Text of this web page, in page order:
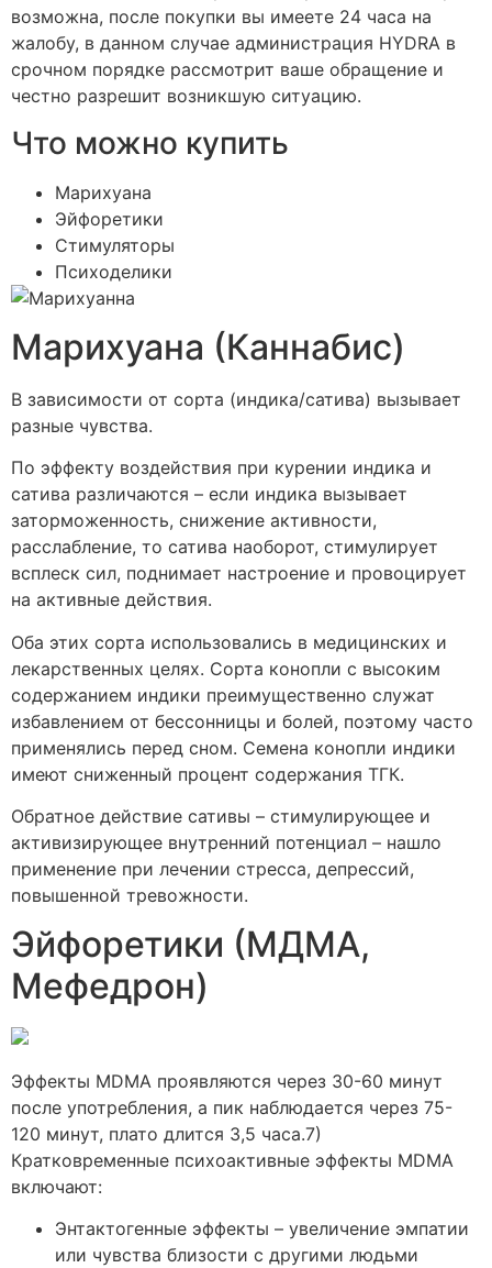
возможна, после покупки вы имеете 24 часа на
жалобу, в данном случае администрация HYDRA в
срочном порядке рассмотрит ваше обращение и
честно разрешит возникшую ситуацию.
Что можно купить
Марихуана
Эйфоретики
Стимуляторы
Психоделики
Марихуана (Каннабис)
В зависимости от сорта (индика/сатива) вызывает
разные чувства.
По эффекту воздействия при курении индика и
сатива различаются – если индика вызывает
заторможенность, снижение активности,
расслабление, то сатива наоборот, стимулирует
всплеск сил, поднимает настроение и провоцирует
на активные действия.
Оба этих сорта использовались в медицинских и
лекарственных целях. Сорта конопли с высоким
содержанием индики преимущественно служат
избавлением от бессонницы и болей, поэтому часто
применялись перед сном. Семена конопли индики
имеют сниженный процент содержания ТГК.
Обратное действие сативы – стимулирующее и
активизирующее внутренний потенциал – нашло
применение при лечении стресса, депрессий,
повышенной тревожности.
Эйфоретики (МДМА,
Мефедрон)
Эффекты MDMA проявляются через 30-60 минут
после употребления, а пик наблюдается через 75-
120 минут, плато длится 3,5 часа.7)
Кратковременные психоактивные эффекты MDMA
включают:
Энтактогенные эффекты – увеличение эмпатии
или чувства близости с другими людьми